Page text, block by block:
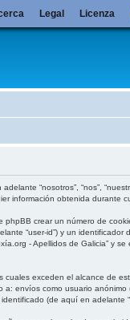
“nosotros”, “nos”,
información obtenida
crear un número de
“user-id”) y un identificador
- Apellidos de Galicia” y
exceden el alcance de
como usuario
(de aquí en adelante
Legal Licenza